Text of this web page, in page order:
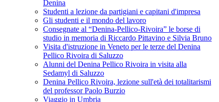
Denina
Studenti a lezione da partigiani e capitani d'impresa
Gli studenti e il mondo del lavoro
Consegnate al “Denina-Pellico-Rivoira” le borse di
studio in memoria di Riccardo Pittavino e Silvia Bruno
Visita d'istruzione in Veneto per le terze del Denina
Pellico Rivoira di Saluzzo
Alunni del Denina Pellico Rivoira in visita alla
Sedamyl di Saluzzo
Denina Pellico Rivoira, lezione sull'età dei totalitarismi
del professor Paolo Burzio
Viaggio in Umbria